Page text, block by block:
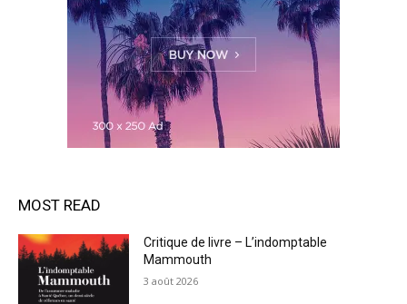
MOST READ
Critique de livre – L’indomptable
Mammouth
3 août 2026